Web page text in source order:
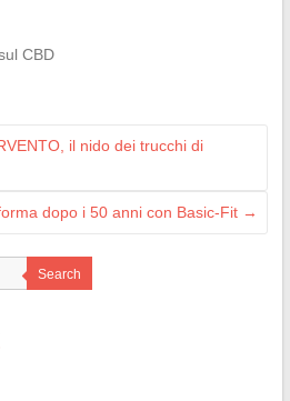
CBD
il nido dei trucchi di
dopo i 50 anni con Basic-Fit →
Search